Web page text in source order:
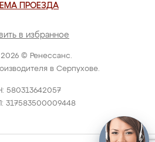
© Ренессанс.
в Серпухове.
580313642057
317583500009448
ПРОЕЗДА
в избранное